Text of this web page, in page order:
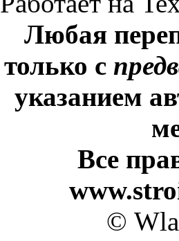
Любая
только с
указанием
Все
©